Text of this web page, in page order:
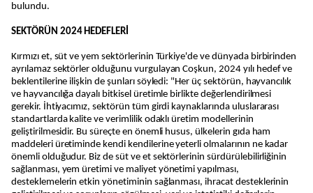
bulundu.
SEKTÖRÜN 2024 HEDEFLERİ
Kırmızı et, süt ve yem sektörlerinin Türkiye'de ve dünyada birbirinden
ayrılamaz sektörler olduğunu vurgulayan Coşkun, 2024 yılı hedef ve
beklentilerine ilişkin de şunları söyledi: "Her üç sektörün, hayvancılık
ve hayvancılığa dayalı bitkisel üretimle birlikte değerlendirilmesi
gerekir. İhtiyacımız, sektörün tüm girdi kaynaklarında uluslararası
standartlarda kalite ve verimlilik odaklı üretim modellerinin
geliştirilmesidir. Bu süreçte en önemli husus, ülkelerin gıda ham
maddeleri üretiminde kendi kendilerine yeterli olmalarının ne kadar
önemli olduğudur. Biz de süt ve et sektörlerinin sürdürülebilirliğinin
sağlanması, yem üretimi ve maliyet yönetimi yapılması,
desteklemelerin etkin yönetiminin sağlanması, ihracat desteklerinin